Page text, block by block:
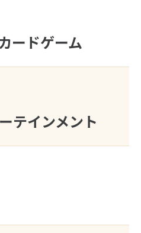
ードゲーム
テインメント